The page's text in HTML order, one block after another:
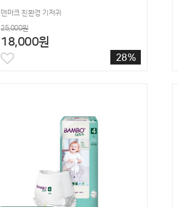
덴마크 친환경 기저귀
25,000원
18,000원
28%